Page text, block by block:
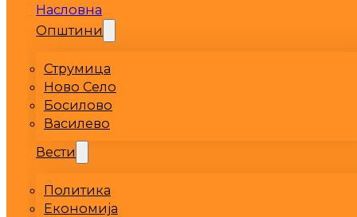
Насловна
Општини
Струмица
Ново Село
Босилово
Василево
Вести
Политика
Економија